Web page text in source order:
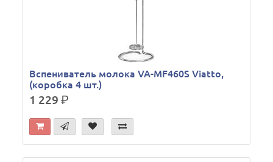
Вспениватель молока VA-MF460S Viatto,
(коробка 4 шт.)
1 229р.